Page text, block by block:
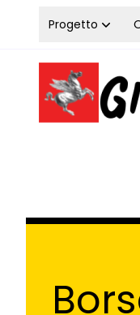
Vai al contenuto
Progetto
Homepage